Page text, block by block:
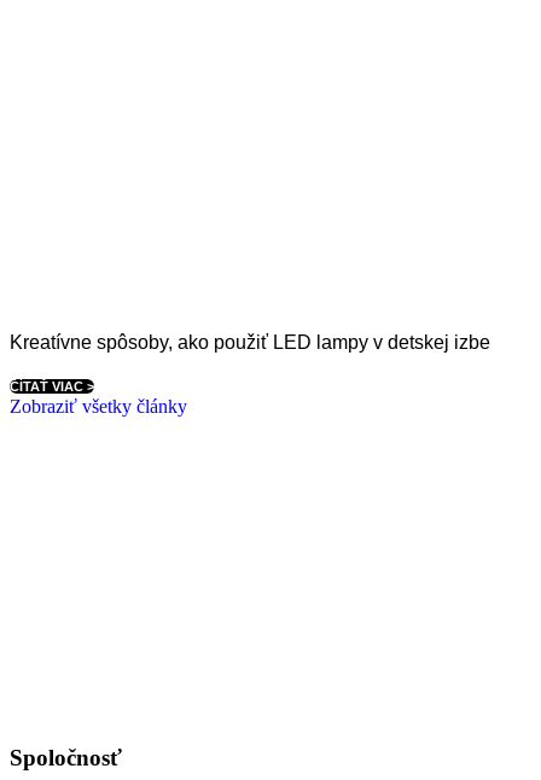
Kreatívne spôsoby, ako použiť LED lampy v detskej izbe
ČÍTAŤ VIAC >
Zobraziť všetky články
Spoločnosť